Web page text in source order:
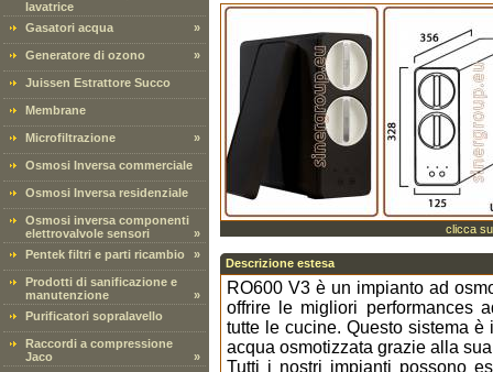
lavatrice
Gasatori acqua
»
Generatore di ozono »
Juissen Estrattore Succo
Membrane
Microfiltrazione »
Osmosi Inversa commerciale
Osmosi Inversa residenziale
Osmosi inversa componenti
elettrovalvole sensori
»
Pentek filtri e parti ricambio
»
Prodotti di sanificazione e
manutenzione
»
Purificatori sopralavello
Raccordi a compressione
Jaco
»
clicca
Descrizione estesa
RO600 V3 è un impianto ad
offrire le migliori performances
tutte le cucine. Questo sistema
acqua osmotizzata grazie alla
Tutti i nostri impianti possono